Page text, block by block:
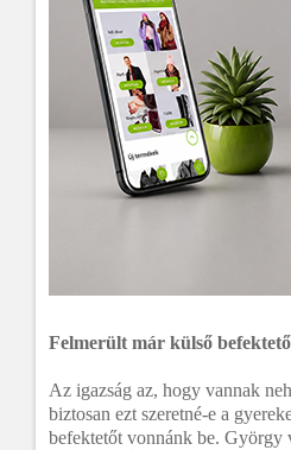
Felmerült már külső befektető
Az igazság az, hogy vannak
biztosan ezt szeretné-e a
befektetőt vonnánk be. György